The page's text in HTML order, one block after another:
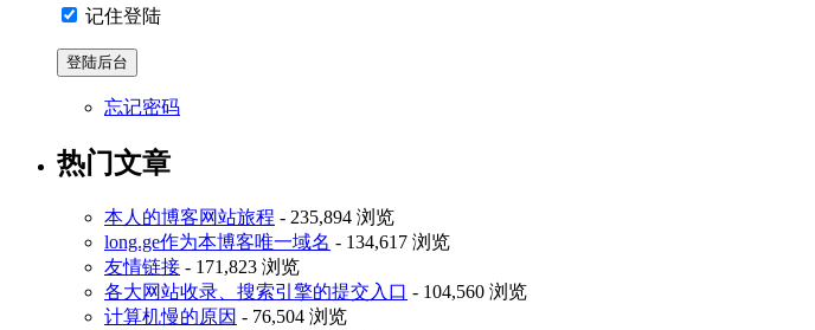
记住登陆
忘记密码
热门文章
本人的博客网站旅程 - 235,894 浏览
long.ge作为本博客唯一域名 - 134,617 浏览
友情链接 - 171,823 浏览
各大网站收录、搜索引擎的提交入口 - 104,560 浏览
计算机慢的原因 - 76,504 浏览